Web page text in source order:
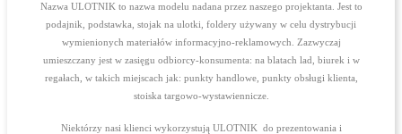
Nazwa ULOTNIK to nazwa modelu nadana przez naszego projektanta. Jest to
podajnik, podstawka, stojak na ulotki, foldery używany w celu dystrybucji
wymienionych materiałów informacyjno-reklamowych. Zazwyczaj
umieszczany jest w zasięgu odbiorcy-konsumenta: na blatach lad, biurek i w
regałach, w takich miejscach jak: punkty handlowe, punkty obsługi klienta,
stoiska targowo-wystawiennicze.
Niektórzy nasi klienci wykorzystują ULOTNIK do prezentowania i